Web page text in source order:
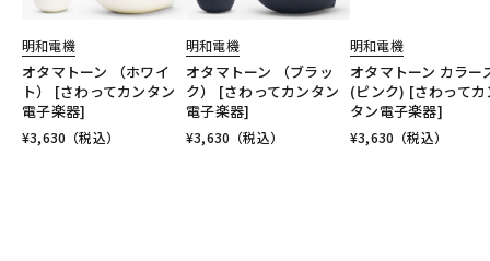
明和電機
オタマトーン （ホワイ
ト） [さわってカンタン
電子楽器]
¥3,630 （税込）
明和電機
オタマトーン （ブラッ
ク） [さわってカンタン
電子楽器]
¥3,630 （税込）
明和電機
オタマトーン カラー
(ピンク) [さわってカ
タン電子楽器]
¥3,630 （税込）